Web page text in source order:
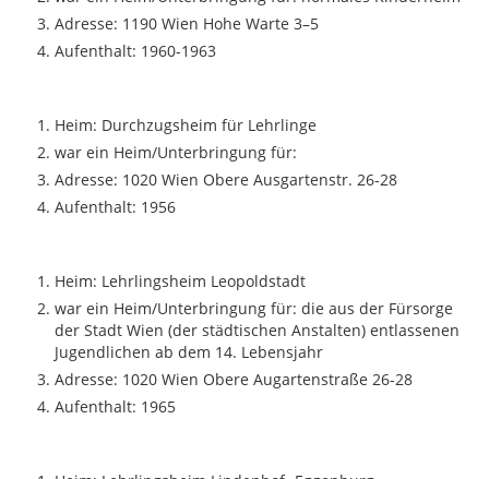
Adresse: 1190 Wien Hohe Warte 3–5
Aufenthalt: 1960-1963
Heim: Durchzugsheim für Lehrlinge
war ein Heim/Unterbringung für:
Adresse: 1020 Wien Obere Ausgartenstr. 26-28
Aufenthalt: 1956
Heim: Lehrlingsheim Leopoldstadt
war ein Heim/Unterbringung für: die aus der Fürsorge
der Stadt Wien (der städtischen Anstalten) entlassenen
Jugendlichen ab dem 14. Lebensjahr
Adresse: 1020 Wien Obere Augartenstraße 26-28
Aufenthalt: 1965